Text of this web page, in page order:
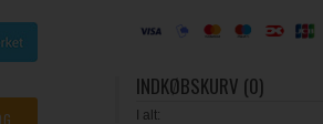
INDKØBSKURV (0)
I alt: